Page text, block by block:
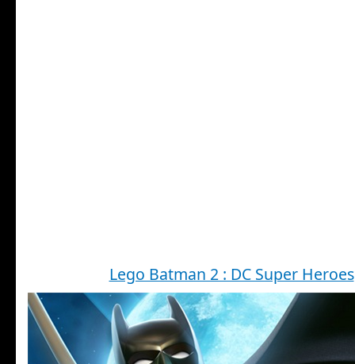
Lego Batman 2 : DC Super Heroes